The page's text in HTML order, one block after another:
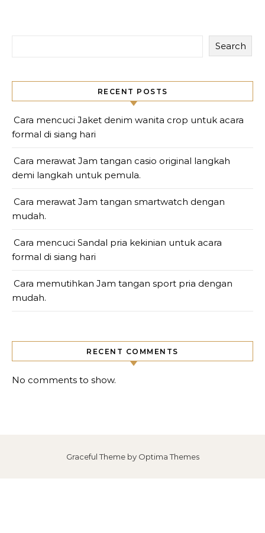
Search
RECENT POSTS
Cara mencuci Jaket denim wanita crop untuk acara
formal di siang hari
Cara merawat Jam tangan casio original langkah
demi langkah untuk pemula.
Cara merawat Jam tangan smartwatch dengan
mudah.
Cara mencuci Sandal pria kekinian untuk acara
formal di siang hari
Cara memutihkan Jam tangan sport pria dengan
mudah.
RECENT COMMENTS
No comments to show.
Graceful Theme by Optima Themes